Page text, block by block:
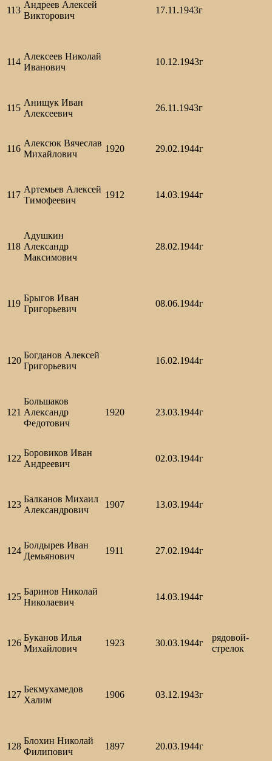
113
Андреев Алексей
Викторович
17.11.1943г
114
Алексеев Николай
Иванович
10.12.1943г
115
Анищук Иван
Алексеевич
26.11.1943г
116
Алексюк Вячеслав
Михайлович
1920 29.02.1944г
117
Артемьев Алексей
Тимофеевич
1912 14.03.1944г
118
Адушкин
Александр
Максимович
28.02.1944г
119
Брыгов Иван
Григорьевич
08.06.1944г
120
Богданов Алексей
Григорьевич
16.02.1944г
121
Большаков
Александр
Федотович
1920 23.03.1944г
122
Боровиков Иван
Андреевич
02.03.1944г
123
Балканов Михаил
Александрович
1907 13.03.1944г
124
Болдырев Иван
Демьянович
1911 27.02.1944г
125
Баринов Николай
Николаевич
14.03.1944г
126
Буканов Илья
Михайлович
1923 30.03.1944г
рядовой-
стрелок
127
Бекмухамедов
Халим
1906 03.12.1943г
128
Блохин Николай
Филипович
1897 20.03.1944г